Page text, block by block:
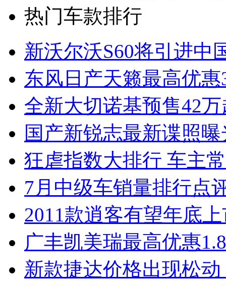
热门车款排行
新沃尔沃S60将引进中
东风日产天籁最高优
全新大切诺基预售42
国产新锐志最新谍照
狂虐指数大排行 车主
7月中级车销量排行点
2011款逍客有望年底
广丰凯美瑞最高优惠
新款捷达价格出现松